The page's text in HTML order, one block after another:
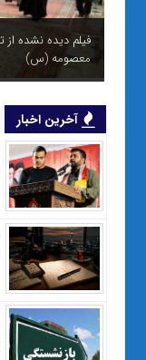
فیلم دیده نشده
معصومه (س)
آخرین اخبار